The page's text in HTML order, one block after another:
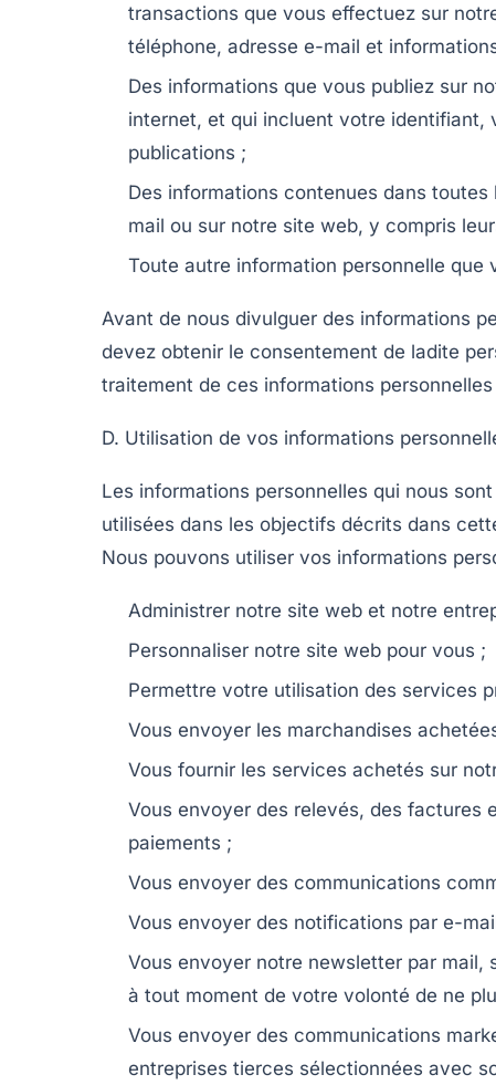
transactions que vous effectuez sur
téléphone, adresse e-mail et
Des informations que vous publiez sur
internet, et qui incluent votre identifiant,
publications ;
Des informations contenues dans
mail ou sur notre site web, y compris
Toute autre information personnelle que
Avant de nous divulguer des informations
devez obtenir le consentement de ladite
traitement de ces informations
D. Utilisation de vos informations
Les informations personnelles qui nous
utilisées dans les objectifs décrits dans
Nous pouvons utiliser vos informations
Administrer notre site web et notre
Personnaliser notre site web pour vous ;
Permettre votre utilisation des services
Vous envoyer les marchandises
Vous fournir les services achetés sur
Vous envoyer des relevés, des factures
paiements ;
Vous envoyer des communications
Vous envoyer des notifications par e-
Vous envoyer notre newsletter par mail,
à tout moment de votre volonté de ne
Vous envoyer des communications
entreprises tierces sélectionnées avec